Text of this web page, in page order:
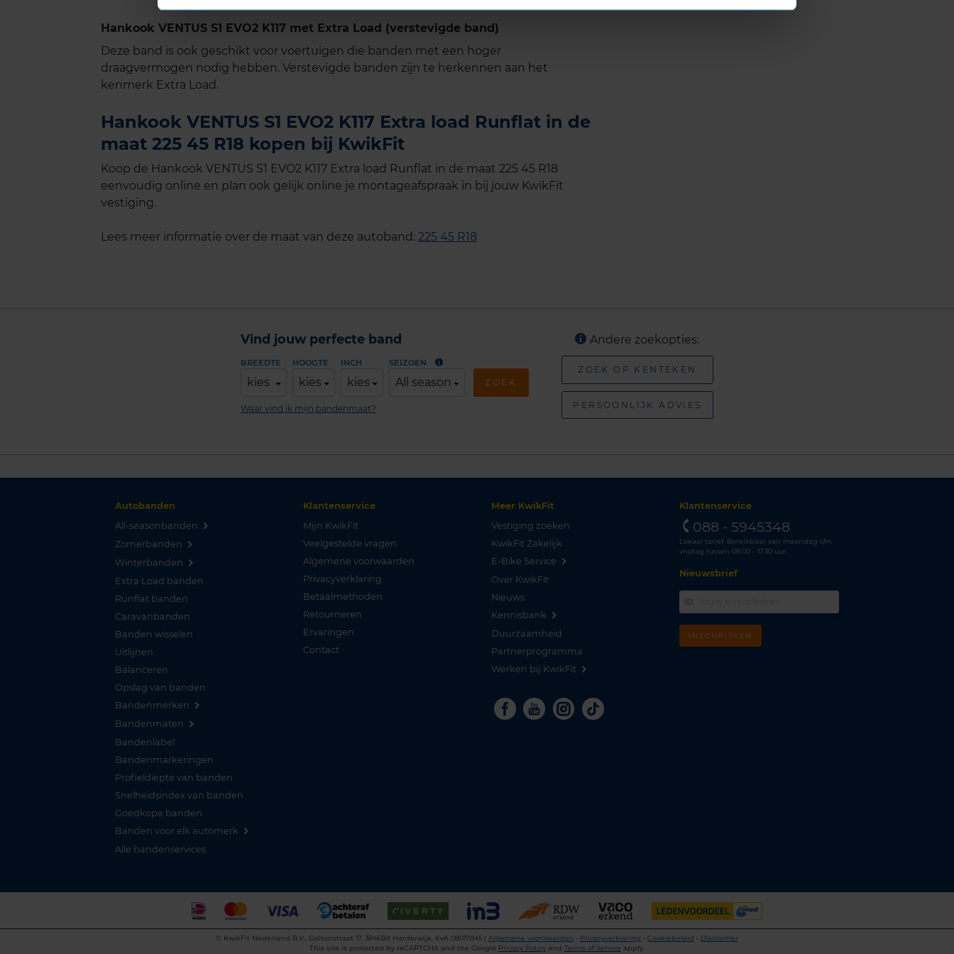
Hankook VENTUS S1 EVO2 K117 met Extra Load (verstevigde band)
Deze band is ook geschikt voor voertuigen die banden met een hoger
draagvermogen nodig hebben. Verstevigde banden zijn te herkennen aan het
kenmerk Extra Load.
Hankook VENTUS S1 EVO2 K117 Extra load Runflat in de
maat 225 45 R18 kopen bij KwikFit
Koop de Hankook VENTUS S1 EVO2 K117 Extra load Runflat in de maat 225 45 R18
eenvoudig online en plan ook gelijk online je montageafspraak in bij jouw KwikFit
vestiging.
Lees meer informatie over de maat van deze autoband: 225 45 R18
Vind jouw perfecte band
BREEDTE
kies
HOOGTE
kies
INCH
kies
SEIZOEN
All season ZOEK
Waar vind ik mijn bandenmaat?
Andere zoekopties:
ZOEK OP KENTEKEN
PERSOONLIJK ADVIES
Autobanden
All-seasonbanden
Zomerbanden
Winterbanden
Extra Load banden
Runflat banden
Caravanbanden
Banden wisselen
Uitlijnen
Balanceren
Opslag van banden
Bandenmerken
Bandenmaten
Bandenlabel
Bandenmarkeringen
Profieldiepte van banden
Snelheidsindex van banden
Goedkope banden
Banden voor elk automerk
Alle bandenservices
Klantenservice
Mijn KwikFit
Veelgestelde vragen
Algemene voorwaarden
Privacyverklaring
Betaalmethoden
Retourneren
Ervaringen
Contact
Meer KwikFit
Vestiging zoeken
KwikFit Zakelijk
E-Bike Service
Over KwikFit
Nieuws
Kennisbank
Duurzaamheid
Partnerprogramma
Werken bij KwikFit
Facebook
YoutubeInstagram
Tiktok
Klantenservice
088 - 5945348
Lokaal tarief. Bereikbaar van maandag t/m
vrijdag tussen 08.00 - 17.30 uur.
Nieuwsbrief
INSCHRIJVEN
© KwikFit Nederland B.V., Daltonstraat 17, 3846BX Harderwijk, KvK 08017845 | Algemene voorwaarden • Privacyverklaring • Cookiebeleid • Disclaimer
This site is protected by reCAPTCHA and the Google Privacy Policy and Terms of Service apply.